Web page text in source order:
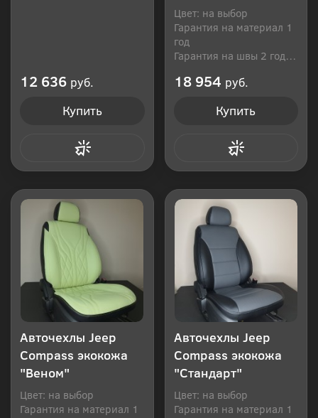
12 636 руб.
Купить
Цвет: на выбор
Гарантия на материал 1
год
Гарантия на швы 2 года
18 954 руб.
Купить
Авточехлы Jeep
Compass экокожа
"Веном"
Цвет: на выбор
Гарантия на материал 1
Авточехлы Jeep
Compass экокожа
"Стандарт"
Цвет: на выбор
Гарантия на материал 1